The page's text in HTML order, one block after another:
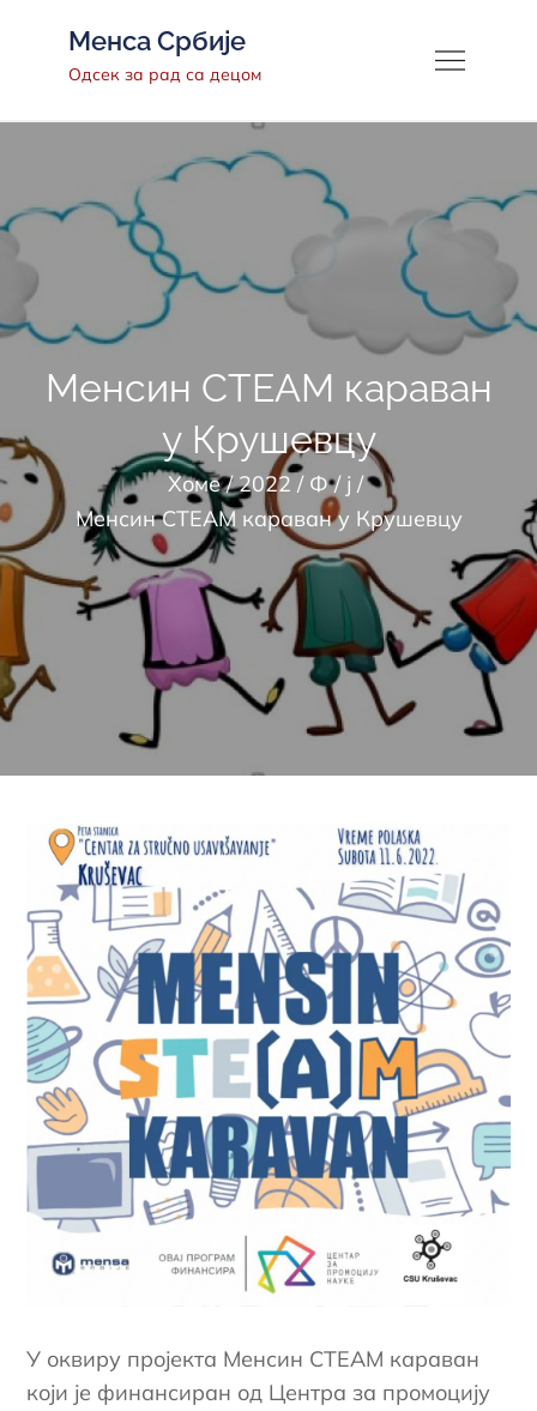
цонтент
Менса Србије
Одсек за рад са децом
Менсин СТЕАМ караван
у Крушевцу
Хоме 2022 Ф
ј
Менсин СТЕАМ караван у Крушевцу
У оквиру пројекта Менсин СТЕАМ караван
који је финансиран од Центра за промоцију